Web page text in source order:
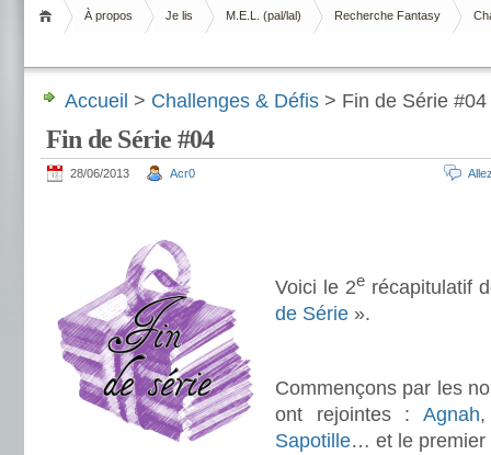
Livrement
À propos Je lis M.E.L. (pal/lal) Recherche Fantasy
Accueil > Challenges & Défis > Fin de Série #04
Fin de Série #04
28/06/2013 Acr0
Voici le 2e récapitulatif
de Série ».
Commençons par les
ont rejointes : Agnah
Sapotille… et le